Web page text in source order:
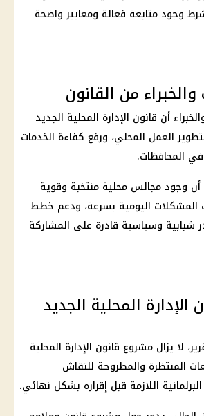
وجود متابعة فعالة ومعايير واضحة
من القانون
أن قانون الإدارة المحلية الجديد
العمل المحلي، ورفع كفاءة الخدمات
المحافظات.
أن وجود مجالس محلية منتخبة وقوية
اليومية بسرعة، ودعم خطط
شبابية وسياسية قادرة على المشاركة
المحلية الجديد
لا يزال مشروع قانون الإدارة المحلية
المنتظرة والمطروحة للنقاش
اللازمة قبل إقراره بشكل نهائي.